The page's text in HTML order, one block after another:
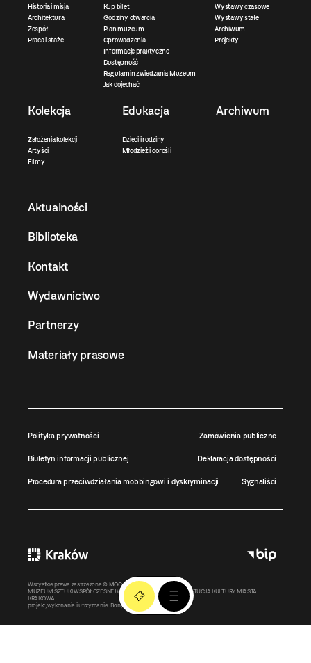
Historia i misja
Architektura
Zespół
Praca i staże
Kup bilet
Godziny otwarcia
Plan muzeum
Oprowadzenia
Informacje praktyczne
Dostępność
Regulamin zwiedzania Muzeum
Jak dojechać
Wystawy czasowe
Wystawy stałe
Archiwum
Projekty
Kolekcja
Założenia kolekcji
Artyści
Filmy
Edukacja
Dzieci i rodziny
Młodzież i dorośli
Archiwum
Aktualności
Biblioteka
Kontakt
Wydawnictwo
Partnerzy
Materiały prasowe
Polityka prywatności Zamówienia publiczne
Biuletyn informacji publicznej Deklaracja dostępności
Procedura przeciwdziałania mobbingowi i dyskryminacji Sygnaliści
Wszystkie prawa zastrzeżone © MOCAK2011-2026
MUZEUM SZTUKI WSPÓŁCZESNEJ W KRAKOWIE MOCAK – INSTYTUCJA KULTURY MIASTA
KRAKOWA
projekt, wykonanie i utrzymanie: Bonjour.pl